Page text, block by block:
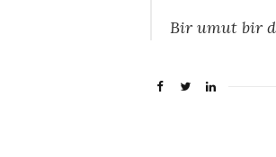
Bir umut bir